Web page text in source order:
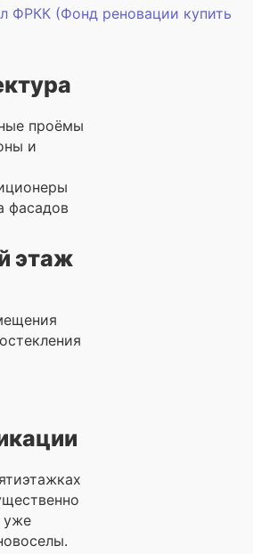
ФРКК (Фонд реновации купить
проёмы
и
фасадов
этаж
уже